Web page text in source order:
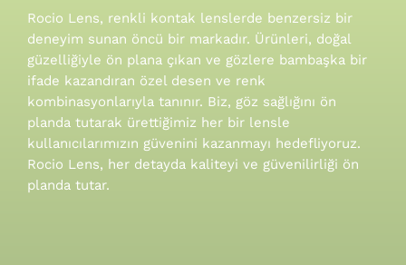
Rocio Lens, renkli kontak lenslerde benzersiz bir
deneyim sunan öncü bir markadır. Ürünleri, doğal
güzelliğiyle ön plana çıkan ve gözlere bambaşka bir
ifade kazandıran özel desen ve renk
kombinasyonlarıyla tanınır. Biz, göz sağlığını ön
planda tutarak ürettiğimiz her bir lensle
kullanıcılarımızın güvenini kazanmayı hedefliyoruz.
Rocio Lens, her detayda kaliteyi ve güvenilirliği ön
planda tutar.